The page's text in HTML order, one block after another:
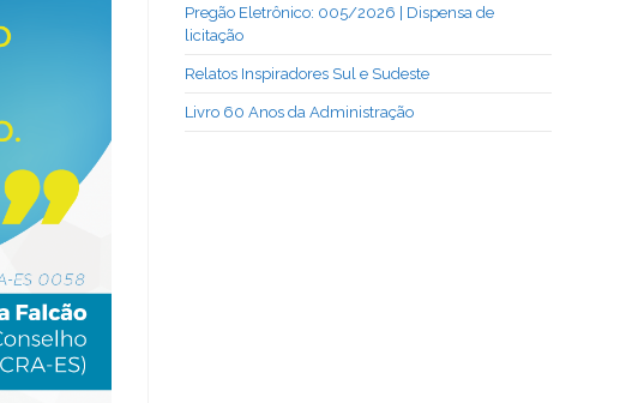
Pregão Eletrônico: 005/2026 | Dispensa de
licitação
Relatos Inspiradores Sul e Sudeste
Livro 60 Anos da Administração